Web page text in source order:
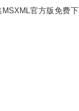
官方版免费下